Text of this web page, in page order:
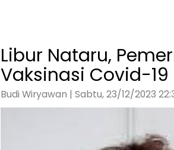
Libur Nataru,
Vaksinasi Covid-19
Budi Wiryawan | Sabtu, 23/12/2023